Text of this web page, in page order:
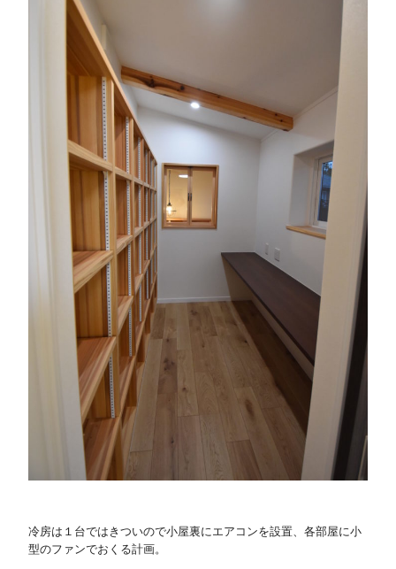
冷房は１台ではきついので小屋裏にエアコンを設置、各部屋に小
型のファンでおくる計画。